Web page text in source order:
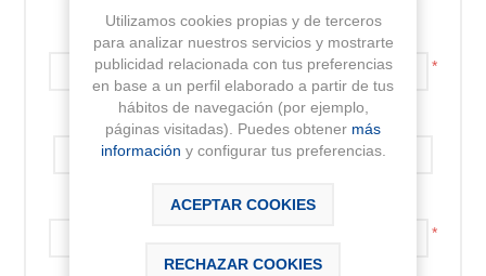
Dirección:
*
Dirección 2:
Código postal:
*
Utilizamos cookies propias y de terceros
para analizar nuestros servicios y mostrarte
publicidad relacionada con tus preferencias
en base a un perfil elaborado a partir de tus
hábitos de navegación (por ejemplo,
páginas visitadas). Puedes obtener más
información y configurar tus preferencias.
ACEPTAR COOKIES
RECHAZAR COOKIES